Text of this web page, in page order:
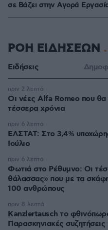
σε Bάζει στην Aγορά
ΡΟΗ ΕΙΔΗΣΕΩΝ
Ειδήσεις
Οι νέες Alfa Romeo που
τέσσερα χρόνια
πριν 2 λεπτά
ΕΛΣΤΑΤ: Στο 3,4%
Ιούλιο
πριν 6 λεπτά
Φωτιά στο Ρέθυμνο: Οι
θάλασσας» που με τα
100 ανθρώπους
πριν 6 λεπτά
Kanzlertausch το
Παρασκηνιακές
πριν 8 λεπτά